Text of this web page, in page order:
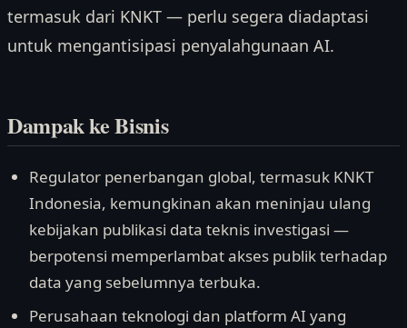
termasuk dari KNKT — perlu segera diadaptasi
untuk mengantisipasi penyalahgunaan AI.
Dampak ke Bisnis
Regulator penerbangan global, termasuk KNKT
Indonesia, kemungkinan akan meninjau ulang
kebijakan publikasi data teknis investigasi —
berpotensi memperlambat akses publik terhadap
data yang sebelumnya terbuka.
Perusahaan teknologi dan platform AI yang